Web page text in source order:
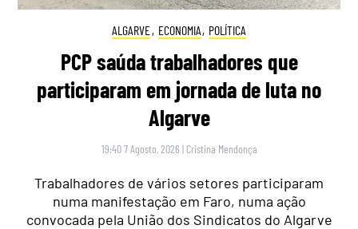
ALGARVE, ECONOMIA, POLÍTICA
PCP saúda trabalhadores que
participaram em jornada de luta no
Algarve
19:40 7 Agosto, 2026 | Cristina Mendonça
Trabalhadores de vários setores participaram
numa manifestação em Faro, numa ação
convocada pela União dos Sindicatos do Algarve